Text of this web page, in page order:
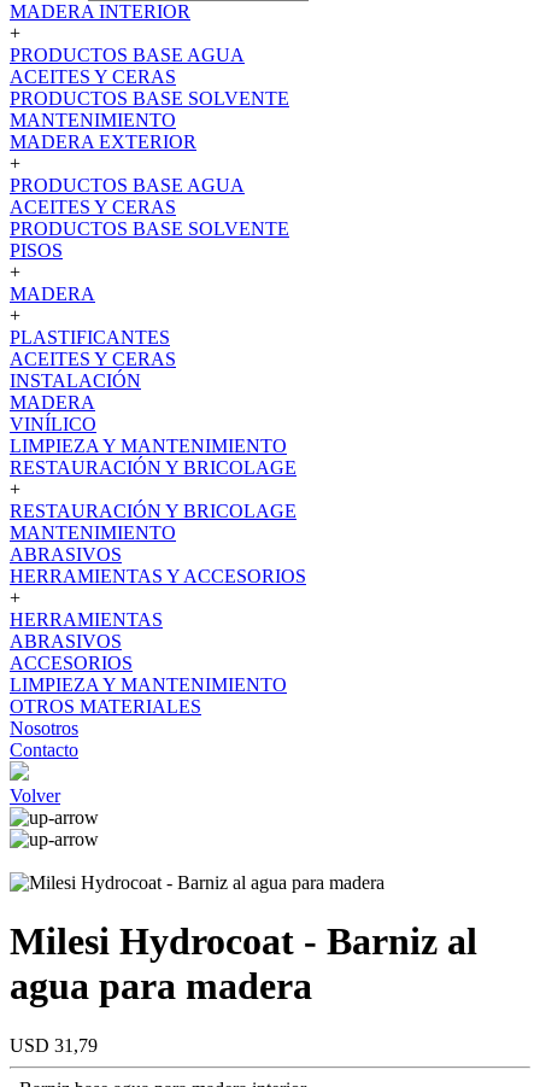
MADERA INTERIOR
+
PRODUCTOS BASE AGUA
ACEITES Y CERAS
PRODUCTOS BASE SOLVENTE
MANTENIMIENTO
MADERA EXTERIOR
+
PRODUCTOS BASE AGUA
ACEITES Y CERAS
PRODUCTOS BASE SOLVENTE
PISOS
+
MADERA
+
PLASTIFICANTES
ACEITES Y CERAS
INSTALACIÓN
MADERA
VINÍLICO
LIMPIEZA Y MANTENIMIENTO
RESTAURACIÓN Y BRICOLAGE
+
RESTAURACIÓN Y BRICOLAGE
MANTENIMIENTO
ABRASIVOS
HERRAMIENTAS Y ACCESORIOS
+
HERRAMIENTAS
ABRASIVOS
ACCESORIOS
LIMPIEZA Y MANTENIMIENTO
OTROS MATERIALES
Nosotros
Contacto
Volver
Milesi Hydrocoat - Barniz al
agua para madera
USD 31,79